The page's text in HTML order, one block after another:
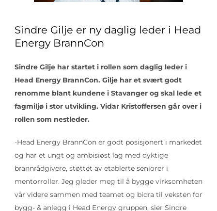
Sindre Gilje er ny daglig leder i Head
Energy BrannCon
Sindre Gilje har startet i rollen som daglig leder i
Head Energy BrannCon. Gilje har et svært godt
renomme blant kundene i Stavanger og skal lede et
fagmiljø i stor utvikling. Vidar Kristoffersen går over i
rollen som nestleder.
-Head Energy BrannCon er godt posisjonert i markedet
og har et ungt og ambisiøst lag med dyktige
brannrådgivere, støttet av etablerte seniorer i
mentorroller. Jeg gleder meg til å bygge virksomheten
vår videre sammen med teamet og bidra til veksten for
bygg- & anlegg i Head Energy gruppen, sier Sindre